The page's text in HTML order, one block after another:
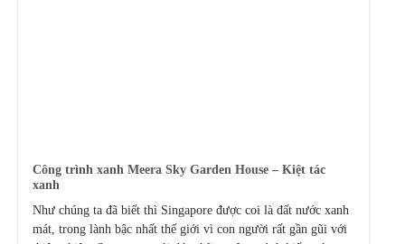
Công trình xanh Meera Sky Garden House – Kiệt tác
xanh
Như chúng ta đã biết thì Singapore được coi là đất nước xanh
mát, trong lành bậc nhất thế giới vì con người rất gần gũi với